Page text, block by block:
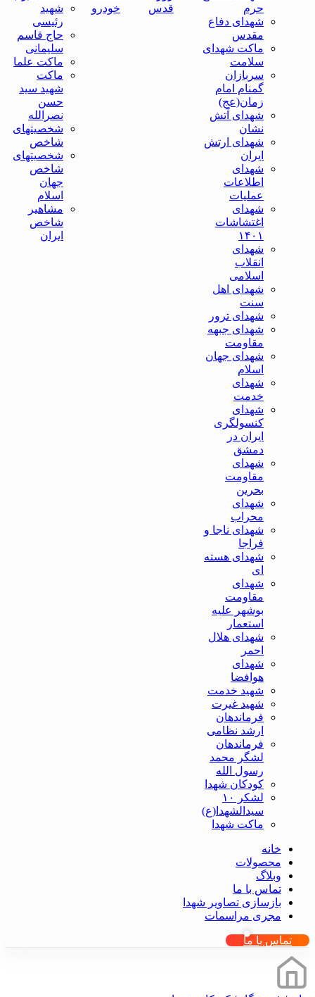
حرم
شهدای دفاع
مقدس
ماکت شهدای
سلامت
سربازان
گمنام امام
زمان(عج)
شهدای آتش
نشان
شهدای ارتش
ایران
شهدای
اطلاعات
عملیات
شهدای
اغتشاشات
۱۴۰۱
شهدای
انقلاب
اسلامی
شهدای اهل
سنت
شهدای ترور
شهدای جبهه
مقاومت
شهدای جهان
اسلام
شهدای
خدمت
شهدای
کنسولگری
ایران در
دمشق
شهدای
مقاومت
بحرین
شهدای
محراب
شهدای ناجا و
فراجا
شهدای هسته
ای
شهدای
مقاومت
بوشهر علیه
استعمار
شهدای هلال
احمر
شهدای
هوافضا
شهید خدمت
شهید غیرت
فرماندهان
ارشد نظامی
فرماندهان
لشگر محمد
رسول الله
کودکان شهدا
لشکر ۱۰
سیدالشهدا(ع)
ماکت شهدا
قدس
خودرو
شهید
رئیسی
حاج قاسم
سلیمانی
ماکت علما
ماکت
شهید سید
حسن
نصرالله
شخصیتهای
شاخص
شخصیتهای
شاخص
جهان
اسلام
مشاهیر
شاخص
ایران
خانه
محصولات
وبلاگ
تماس با ما
بازسازی تصاویر شهدا
مجری مراسمات
تماس با ما